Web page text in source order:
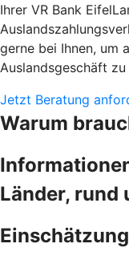
Ihrer VR Bank
gerne bei Ihnen, um
Auslandsgeschäft
Jetzt Beratung
Warum
Länder, rund